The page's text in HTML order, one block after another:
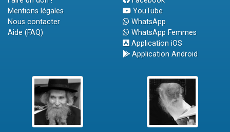
Mentions légales
Nous contacter
Aide (FAQ)
YouTube
WhatsApp
WhatsApp Femmes
Application iOS
Application Android